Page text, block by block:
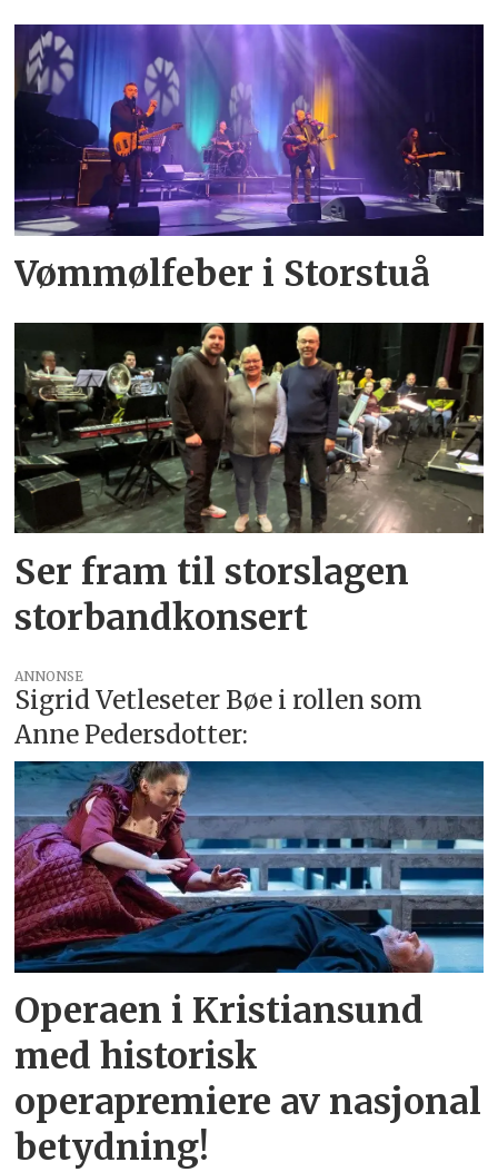
Vømmølfeber i Storstuå
Ser fram til storslagen
storbandkonsert
ANNONSE
Sigrid Vetleseter Bøe i rollen som
Anne Pedersdotter:
Operaen i Kristiansund
med historisk
operapremiere av nasjonal
betydning!